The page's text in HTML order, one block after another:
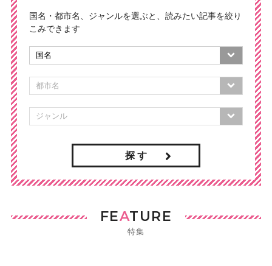
国名・都市名、ジャンルを選ぶと、読みたい記事を絞り
こみできます
探 す
FEATURE
特集